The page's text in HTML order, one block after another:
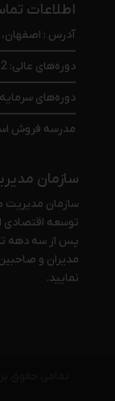
اطلاعات
آدرس : اصفهان،
دوره‌های عالی: 12-36620612
دوره‌های سرمایه
مدرسه فروش اسپانه: 30-
سازمان
توسعه اقتصادی
پس از سه دهه
مدیران و
نمایید.